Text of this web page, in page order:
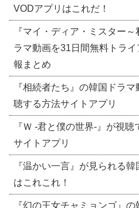
VODアプリはこれだ！
『マイ・ディア・ミスター
ラマ動画を31日間無料トラ
報まとめ
『相続者たち』の韓国ドラ
聴する方法サイトアプリ
『Ｗ -君と僕の世界-』が視
サイトアプリ
『温かい一言』が見られる
はこれこれ！
『幻の王女チャミョンゴ』